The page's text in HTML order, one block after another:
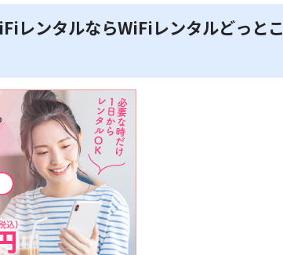
レンタルならWiFiレンタルどっとこ